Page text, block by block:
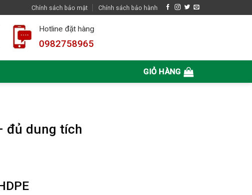
Chính sách bảo mật Chính sách bảo hành
Hotline đặt hàng
0982758965
GIỎ HÀNG
đủ dung tích